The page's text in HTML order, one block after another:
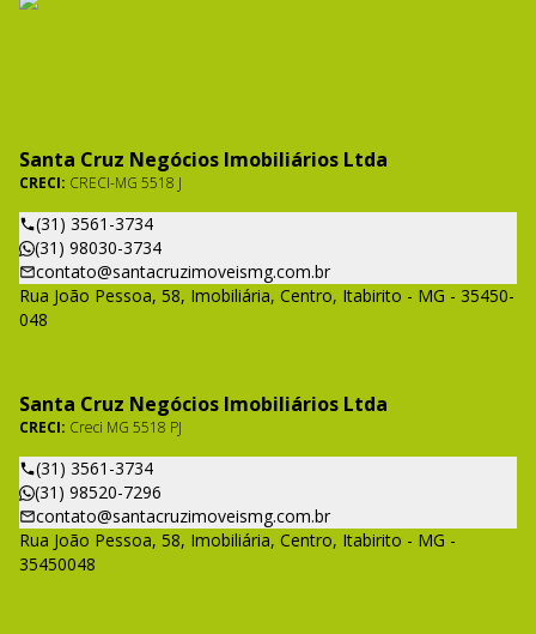
Santa Cruz Negócios Imobiliários Ltda
CRECI: CRECI-MG 5518 J
(31) 3561-3734
(31) 98030-3734
contato@santacruzimoveismg.com.br
Rua João Pessoa, 58, Imobiliária, Centro, Itabirito - MG - 35450-
048
Santa Cruz Negócios Imobiliários Ltda
CRECI: Creci MG 5518 PJ
(31) 3561-3734
(31) 98520-7296
contato@santacruzimoveismg.com.br
Rua João Pessoa, 58, Imobiliária, Centro, Itabirito - MG -
35450048